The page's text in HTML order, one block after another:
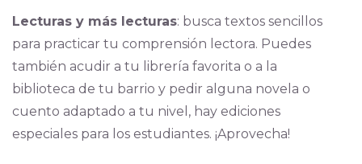
Lecturas y más lecturas: busca textos sencillos
para practicar tu comprensión lectora. Puedes
también acudir a tu librería favorita o a la
biblioteca de tu barrio y pedir alguna novela o
cuento adaptado a tu nivel, hay ediciones
especiales para los estudiantes. ¡Aprovecha!